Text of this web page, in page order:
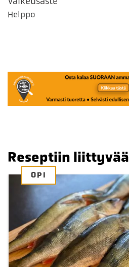
Helppo
Reseptiin liittyvää
OPI